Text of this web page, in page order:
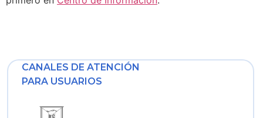
CANALES DE ATENCIÓN
PARA USUARIOS